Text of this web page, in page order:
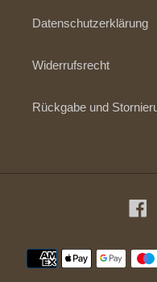
Datenschutzerklärung
Widerrufsrecht
Rückgabe und